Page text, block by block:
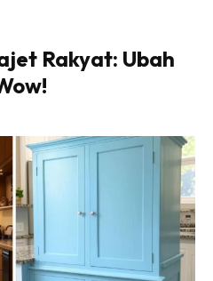
Rakyat: Ubah